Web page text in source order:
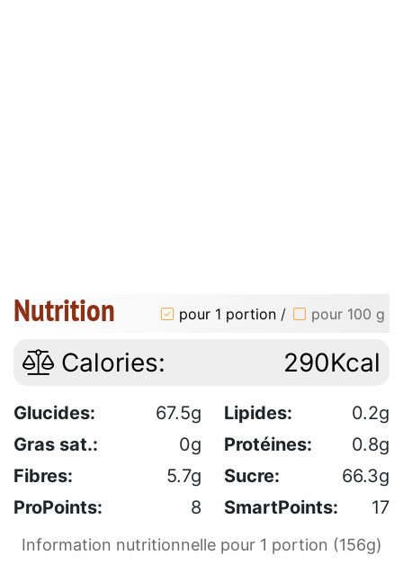
Nutrition pour 1 portion / pour 100 g
Calories: 290Kcal
Glucides: 67.5g Lipides:
0.2g
Gras sat.:
0g Protéines:
0.8g
Fibres:
5.7g Sucre:
66.3g
ProPoints:
8 SmartPoints: 17
Information nutritionnelle pour 1 portion (156g)